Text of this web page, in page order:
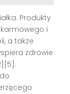
Produkty
i
a także
zdrowie